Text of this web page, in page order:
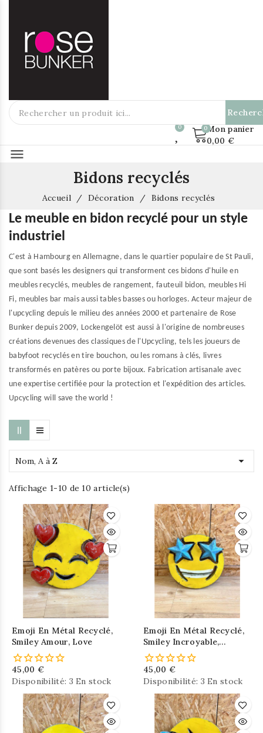
Mon panier
0,00 €
menu
Bidons recyclés
Accueil Décoration Bidons recyclés
Le meuble en bidon recyclé pour un style
industriel
C'est à Hambourg en Allemagne, dans le quartier populaire de St Pauli,
que sont basés les designers qui transforment ces bidons d'huile en
meubles recyclés, meubles de rangement, fauteuil bidon, meubles Hi
Fi, meubles bar mais aussi tables basses ou horloges. Acteur majeur de
l'upcycling depuis le milieu des années 2000 et partenaire de Rose
Bunker depuis 2009, Lockengelöt est aussi à l'origine de nombreuses
créations devenues des classiques de l'Upcycling, tels les joueurs de
babyfoot recyclés en tire bouchon, ou les romans à clés, livres
transformés en patères ou porte bijoux. Fabrication artisanale avec
une expertise certifiée pour la protection et l'expédition des articles.
Upcycling will save the world !
Nom, A à Z 
Affichage 1-10 de 10 article(s)
Emoji En Métal Recyclé,
Smiley Amour, Love
45,00 €
Disponibilité: 3 En stock
Emoji En Métal Recyclé,
Smiley Incroyable,
Fascinant
45,00 €
Disponibilité: 3 En stock